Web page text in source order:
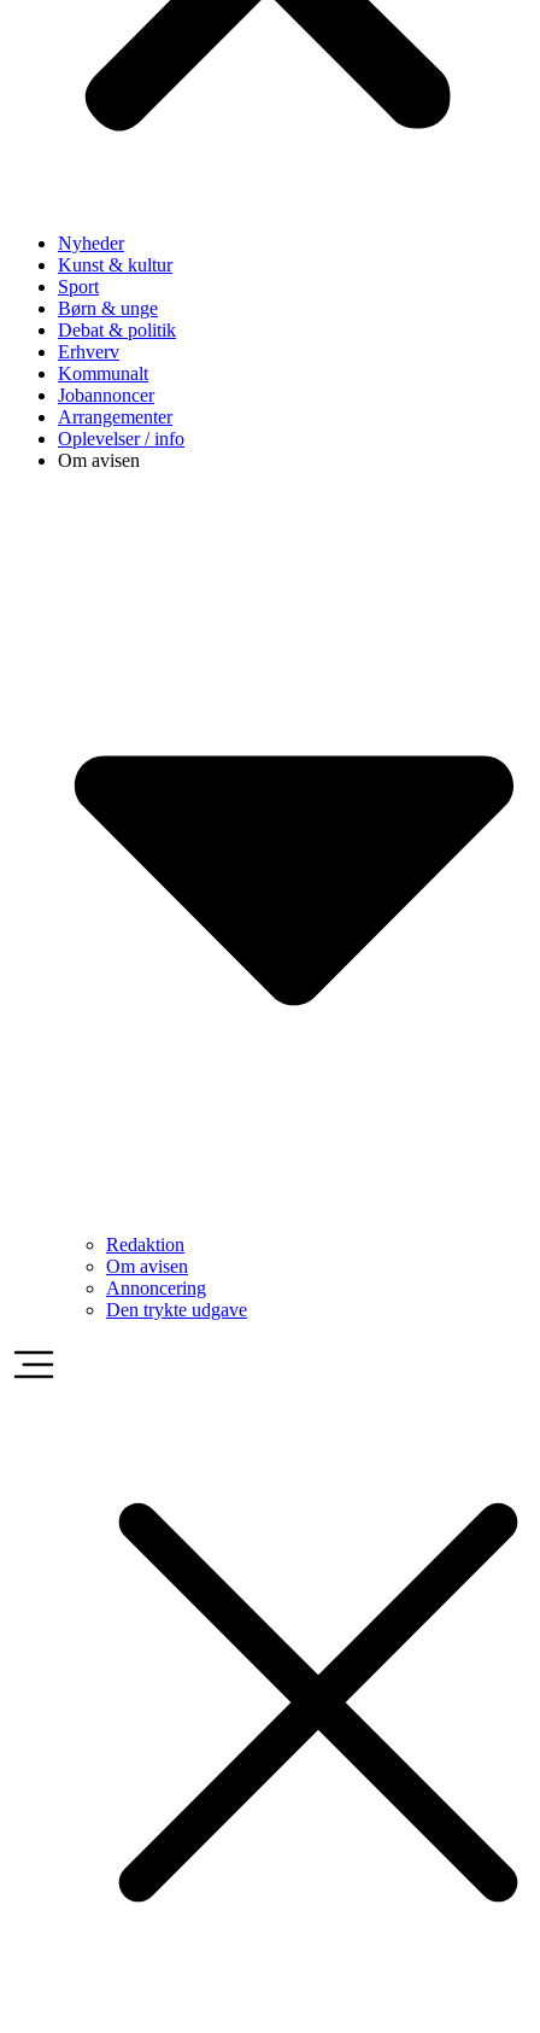
Nyheder
Kunst & kultur
Sport
Børn & unge
Debat & politik
Erhverv
Kommunalt
Jobannoncer
Arrangementer
Oplevelser / info
Om avisen
Redaktion
Om avisen
Annoncering
Den trykte udgave